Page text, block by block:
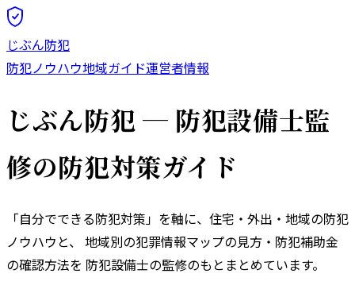
じぶん防犯
防犯ノウハウ地域ガイド運営者情報
じぶん防犯 ─ 防犯設備士監
修の防犯対策ガイド
「自分でできる防犯対策」を軸に、住宅・外出・地域の防犯
ノウハウと、 地域別の犯罪情報マップの見方・防犯補助金
の確認方法を 防犯設備士の監修のもとまとめています。